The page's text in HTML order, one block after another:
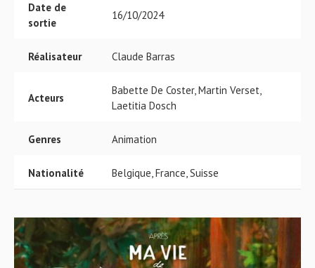
Date de
sortie
16/10/2024
Réalisateur Claude Barras
Acteurs
Babette De Coster, Martin Verset,
Laetitia Dosch
Genres Animation
Nationalité Belgique, France, Suisse